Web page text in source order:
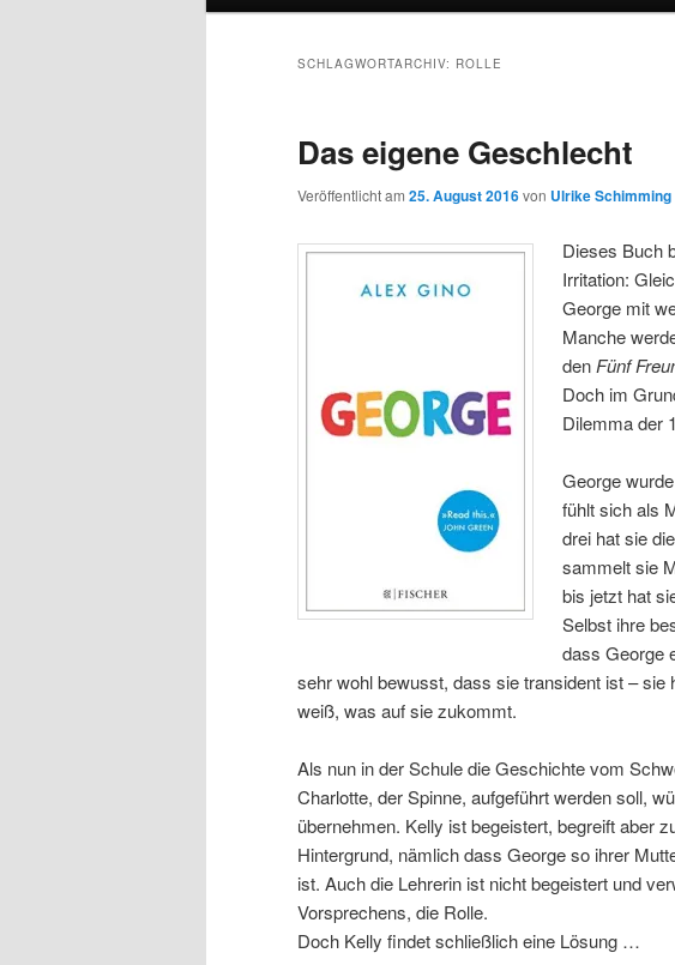
SCHLAGWORTARCHIV: ROLLE
Das eigene Geschlecht
Veröffentlicht am 25. August 2016von Ulrike Schimming
Dieses Buch
Irritation:
George mit
Manche
den Fünf
Doch im
Dilemma der
George
fühlt sich als
drei hat sie
sammelt sie
bis jetzt hat
Selbst ihre
dass George
sehr wohl bewusst, dass sie transident ist – sie
weiß, was auf sie zukommt.
Als nun in der Schule die Geschichte vom
Charlotte, der Spinne, aufgeführt werden soll,
übernehmen. Kelly ist begeistert, begreift aber
Hintergrund, nämlich dass George so ihrer
ist. Auch die Lehrerin ist nicht begeistert und
Vorsprechens, die Rolle.
Doch Kelly findet schließlich eine Lösung …